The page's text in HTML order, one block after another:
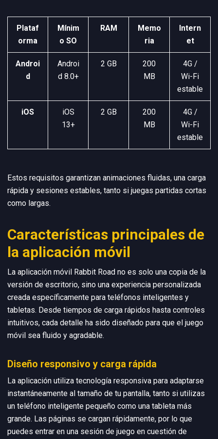
Plataf
orma
Mínim
o SO
RAM
Memo
ria
Intern
et
Androi
d
Androi
d 8.0+
2 GB
200
MB
4G /
Wi-Fi
estable
iOS
iOS
13+
2 GB
200
MB
4G /
Wi-Fi
estable
Estos requisitos garantizan animaciones fluidas, una carga
rápida y sesiones estables, tanto si juegas partidas cortas
como largas.
Características principales de
la aplicación móvil
La aplicación móvil Rabbit Road no es solo una copia de la
versión de escritorio, sino una experiencia personalizada
creada específicamente para teléfonos inteligentes y
tabletas. Desde tiempos de carga rápidos hasta controles
intuitivos, cada detalle ha sido diseñado para que el juego
móvil sea fluido y agradable.
Diseño responsivo y carga rápida
La aplicación utiliza tecnología responsiva para adaptarse
instantáneamente al tamaño de tu pantalla, tanto si utilizas
un teléfono inteligente pequeño como una tableta más
grande. Las páginas se cargan rápidamente, por lo que
puedes entrar en una sesión de juego en cuestión de